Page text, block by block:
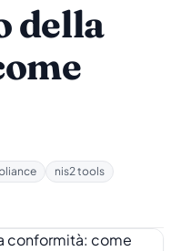
della
nis2 tools